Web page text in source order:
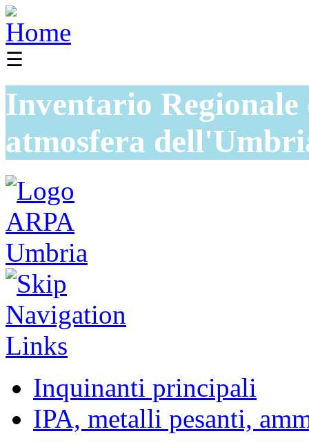
☰
Inventario
atmosfera
Inquinanti principali
IPA, metalli pesanti,